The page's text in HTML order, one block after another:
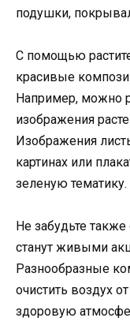
подушки,
С помощью
красивые
Например, можно
изображения
Изображения
картинах или
зеленую тематику.
Не забудьте
станут живыми
Разнообразные
очистить воздух
здоровую